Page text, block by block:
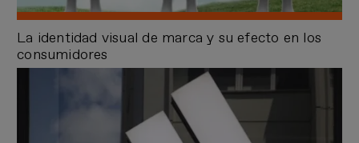
La identidad visual de marca y su efecto en los
consumidores